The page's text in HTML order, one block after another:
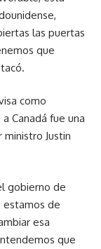
las puertas
que
como
Canadá fue una
Justin
gobierno de
estamos de
esa
que